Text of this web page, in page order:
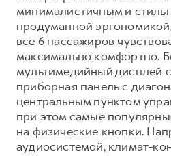
минималистичным и
продуманной
все 6 пассажиров
максимально комфортно.
мультимедийный дисплей с
приборная панель c
центральным пунктом
при этом самые
на физические кнопки.
аудиосистемой, климат-